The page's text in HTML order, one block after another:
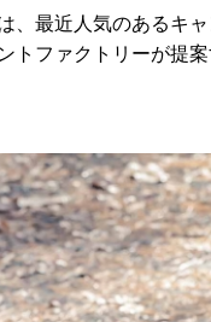
、最近人気のあるキ
トファクトリーが提